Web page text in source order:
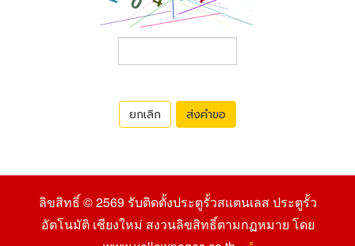
ยกเลิก ส่งคำขอ
ลิขสิทธิ์ © 2569 รับติดตั้งประตูรั้วสแตนเลส ประตูรั้ว
อัตโนมัติ เชียงใหม่ สงวนลิขสิทธิ์ตามกฏหมาย โดย